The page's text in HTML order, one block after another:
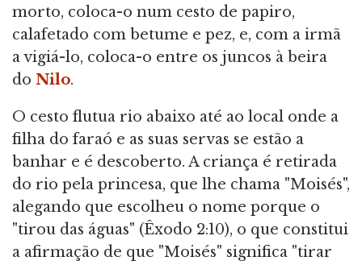
morto, coloca-o num cesto de papiro,
calafetado com betume e pez, e, com a irmã
a vigiá-lo, coloca-o entre os juncos à beira
do Nilo.
O cesto flutua rio abaixo até ao local onde a
filha do faraó e as suas servas se estão a
banhar e é descoberto. A criança é retirada
do rio pela princesa, que lhe chama "Moisés",
alegando que escolheu o nome porque o
"tirou das águas" (Êxodo 2:10), o que constitui
a afirmação de que "Moisés" significa "tirar